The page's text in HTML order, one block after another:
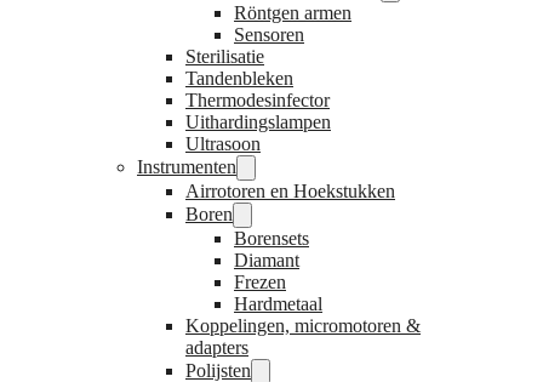
Röntgen armen
Sensoren
Sterilisatie
Tandenbleken
Thermodesinfector
Uithardingslampen
Ultrasoon
Instrumenten
Airrotoren en Hoekstukken
Boren
Borensets
Diamant
Frezen
Hardmetaal
Koppelingen, micromotoren &
adapters
Polijsten